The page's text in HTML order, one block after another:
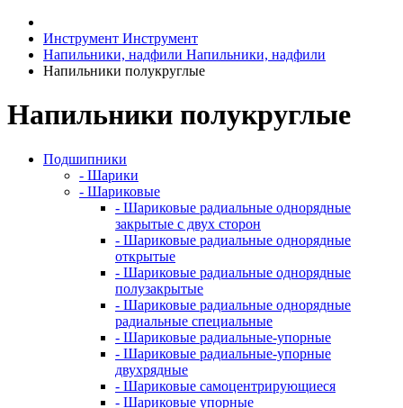
Инструмент Инструмент
Напильники, надфили Напильники, надфили
Напильники полукруглые
Напильники полукруглые
Подшипники
- Шарики
- Шариковые
- Шариковые радиальные однорядные
закрытые с двух сторон
- Шариковые радиальные однорядные
открытые
- Шариковые радиальные однорядные
полузакрытые
- Шариковые радиальные однорядные
радиальные специальные
- Шариковые радиальные-упорные
- Шариковые радиальные-упорные
двухрядные
- Шариковые самоцентрирующиеся
- Шариковые упорные